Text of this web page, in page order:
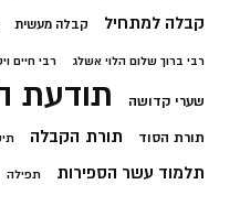
קבלה למתחיל קבלה מעשית
רבי ברוך שלום הלוי אשלג רבי חיים
שערי קדושה תודעת
תורת הסוד תורת הקבלה
תלמוד עשר הספירות תפילה